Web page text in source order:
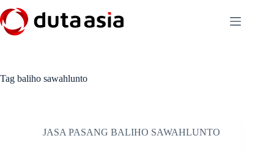
to
content
Tag baliho sawahlunto
JASA PASANG BALIHO SAWAHLUNTO